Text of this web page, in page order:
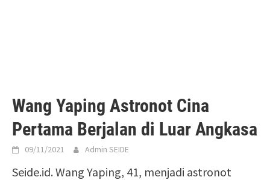
Wang Yaping Astronot Cina
Pertama Berjalan di Luar Angkasa
09/11/2021 Admin SEIDE
Seide.id. Wang Yaping, 41, menjadi astronot